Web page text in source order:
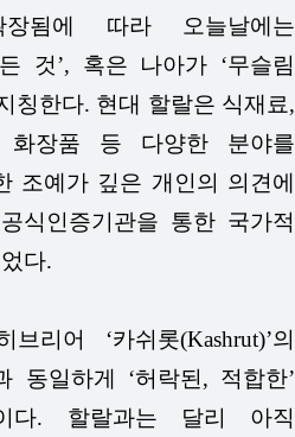
됨에 따라 오늘날에는
것’, 혹은 나아가 ‘무슬림
칭한다. 현대 할랄은 식재료,
화장품 등 다양한 분야를
조예가 깊은 개인의 의견에
식인증기관을 통한 국가적
다.
리어 ‘카쉬롯(Kashrut)’의
동일하게 ‘허락된, 적합한’
다. 할랄과는 달리 아직